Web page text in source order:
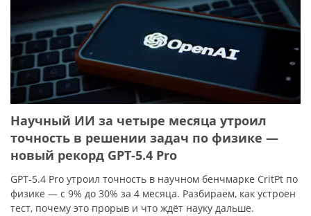
Научный ИИ за четыре месяца утроил
точность в решении задач по физике —
новый рекорд GPT-5.4 Pro
GPT-5.4 Pro утроил точность в научном бенчмарке CritPt по
физике — с 9% до 30% за 4 месяца. Разбираем, как устроен
тест, почему это прорыв и что ждёт науку дальше.